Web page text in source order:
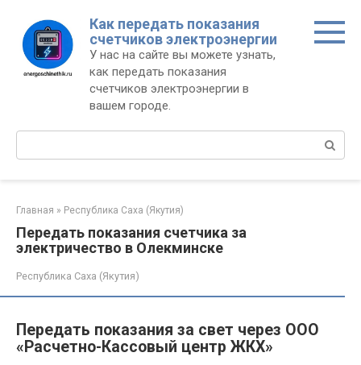
контенту
Как передать показания
счетчиков электроэнергии
У нас на сайте вы можете узнать,
как передать показания
счетчиков электроэнергии в
вашем городе.
Поиск:
Главная » Республика Саха (Якутия)
Передать показания счетчика за
электричество в Олекминске
Республика Саха (Якутия)
Передать показания за свет через ООО
«Расчетно-Кассовый центр ЖКХ»